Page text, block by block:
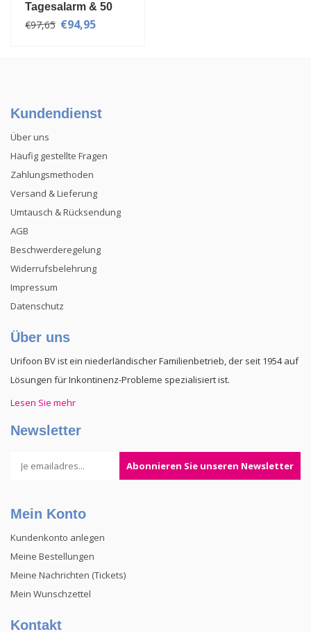
Tagesalarm & 50
Einlagen
€97,65 €94,95
Kundendienst
Über uns
Häufig gestellte Fragen
Zahlungsmethoden
Versand & Lieferung
Umtausch & Rücksendung
AGB
Beschwerderegelung
Widerrufsbelehrung
Impressum
Datenschutz
Über uns
Urifoon BV ist ein niederländischer Familienbetrieb, der seit 1954 auf
Lösungen für Inkontinenz-Probleme spezialisiert ist.
Lesen Sie mehr
Newsletter
Abonnieren Sie unseren Newsletter
Mein Konto
Kundenkonto anlegen
Meine Bestellungen
Meine Nachrichten (Tickets)
Mein Wunschzettel
Kontakt